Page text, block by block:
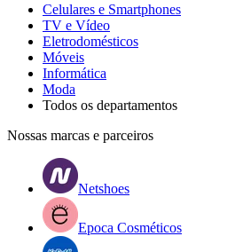
Celulares e Smartphones
TV e Vídeo
Eletrodomésticos
Móveis
Informática
Moda
Todos os departamentos
Nossas marcas e parceiros
Netshoes
Epoca Cosméticos